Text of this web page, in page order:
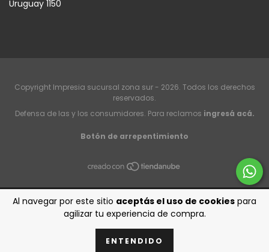
Al navegar por este sitio aceptás el uso de cookies para
agilizar tu experiencia de compra.
ENTENDIDO
Uruguay 1150
Copyright Impresia sucursal zona sur - 2026. Todos los derechos
reservados.
Defensa de las y los consumidores. Para reclamos ingresá acá.
Botón de arrepentimiento